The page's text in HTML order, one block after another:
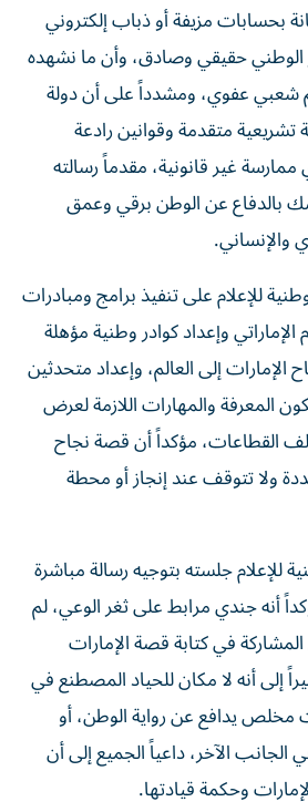
بحسابات مزيفة أو ذباب إلكتروني
الوطني حقيقي وصادق، وأن ما نشهده
شعبي عفوي، ومشدداً على أن دولة
متقدمة وقوانين رادعة
غير قانونية، مقدماً رسالته
بالدفاع عن الوطن برقي وعمق
والإنساني.
للإعلام على تنفيذ برامج ومبادرات
وإعداد كوادر وطنية مؤهلة
إلى العالم، وإعداد متحدثين
المعرفة والمهارات اللازمة لعرض
القطاعات، مؤكداً أن قصة نجاح
ولا تتوقف عند إنجاز أو محطة
للإعلام جلسته بتوجيه رسالة مباشرة
أنه جندي مرابط على ثغر الوعي، لم
في كتابة قصة الإمارات
إلى أنه لا مكان للحياد المصطنع في
مخلص يدافع عن رواية الوطن، أو
الآخر، داعياً الجميع إلى أن
وحكمة قيادتها.